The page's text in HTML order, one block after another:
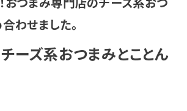
わせました。
チーズ系おつまみとことん